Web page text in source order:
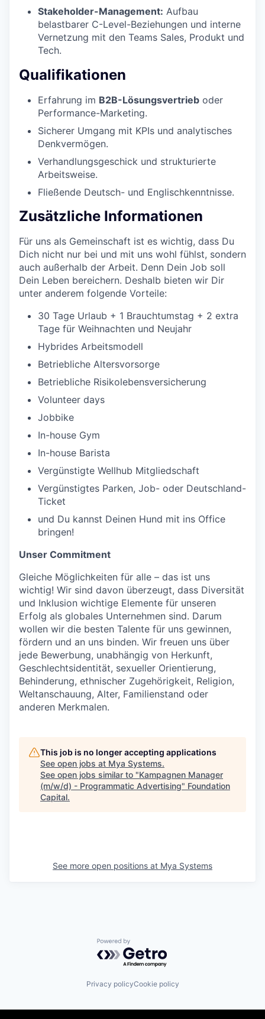
Stakeholder-Management: Aufbau
belastbarer C-Level-Beziehungen und interne
Vernetzung mit den Teams Sales, Produkt und
Tech.
Qualifikationen
Erfahrung im B2B-Lösungsvertrieb oder
Performance-Marketing.
Sicherer Umgang mit KPIs und analytisches
Denkvermögen.
Verhandlungsgeschick und strukturierte
Arbeitsweise.
Fließende Deutsch- und Englischkenntnisse.
Zusätzliche Informationen
Für uns als Gemeinschaft ist es wichtig, dass Du
Dich nicht nur bei und mit uns wohl fühlst, sondern
auch außerhalb der Arbeit. Denn Dein Job soll
Dein Leben bereichern. Deshalb bieten wir Dir
unter anderem folgende Vorteile:
30 Tage Urlaub + 1 Brauchtumstag + 2 extra
Tage für Weihnachten und Neujahr
Hybrides Arbeitsmodell
Betriebliche Altersvorsorge
Betriebliche Risikolebensversicherung
Volunteer days
Jobbike
In-house Gym
In-house Barista
Vergünstigte Wellhub Mitgliedschaft
Vergünstigtes Parken, Job- oder Deutschland-
Ticket
und Du kannst Deinen Hund mit ins Office
bringen!
Unser Commitment
Gleiche Möglichkeiten für alle – das ist uns
wichtig! Wir sind davon überzeugt, dass Diversität
und Inklusion wichtige Elemente für unseren
Erfolg als globales Unternehmen sind. Darum
wollen wir die besten Talente für uns gewinnen,
fördern und an uns binden. Wir freuen uns über
jede Bewerbung, unabhängig von Herkunft,
Geschlechtsidentität, sexueller Orientierung,
Behinderung, ethnischer Zugehörigkeit, Religion,
Weltanschauung, Alter, Familienstand oder
anderen Merkmalen.
This job is no longer accepting applications
See open jobs at Mya Systems.
See open jobs similar to "Kampagnen Manager
(m/w/d) - Programmatic Advertising" Foundation
Capital.
See more open positions at Mya Systems
Powered by Getro.com
Privacy policyCookie policy